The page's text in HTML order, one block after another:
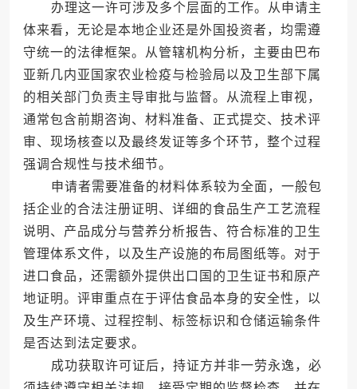
办理这一许可涉及多个层面的工作。从申请主
体来看，无论是本地企业还是外国投资者，均需遵
守统一的法律框架。从管辖机构分析，主要由巴布
亚新几内亚国家农业检疫与检验局以及卫生部下属
的相关部门负责主导审批与监督。从流程上审视，
通常包含前期咨询、材料准备、正式提交、技术评
审、现场核查以及最终发证等多个环节，整个过程
强调合规性与技术细节。
申请者需要准备的材料体系较为全面，一般包
括企业的合法注册证明、详细的食品生产工艺流程
说明、产品成分与营养分析报告、符合标准的卫生
管理体系文件，以及生产设施的布局图纸等。对于
进口食品，还需额外提供出口国的卫生证书和原产
地证明。评审重点在于评估食品本身的安全性，以
及生产环境、过程控制、标签标识和仓储运输条件
是否达到法定要求。
成功获取许可证后，持证方并非一劳永逸，必